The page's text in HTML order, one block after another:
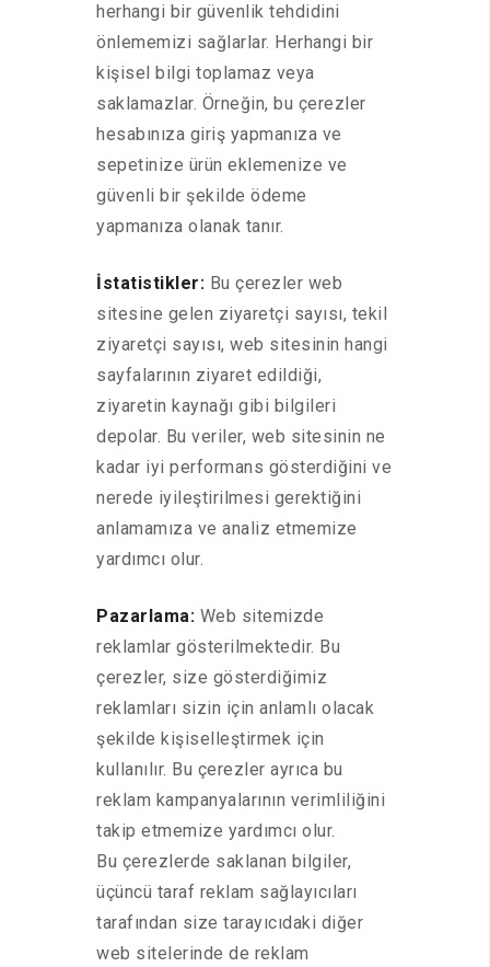
herhangi bir güvenlik tehdidini
önlememizi sağlarlar. Herhangi bir
kişisel bilgi toplamaz veya
saklamazlar. Örneğin, bu çerezler
hesabınıza giriş yapmanıza ve
sepetinize ürün eklemenize ve
güvenli bir şekilde ödeme
yapmanıza olanak tanır.
İstatistikler: Bu çerezler web
sitesine gelen ziyaretçi sayısı, tekil
ziyaretçi sayısı, web sitesinin hangi
sayfalarının ziyaret edildiği,
ziyaretin kaynağı gibi bilgileri
depolar. Bu veriler, web sitesinin ne
kadar iyi performans gösterdiğini ve
nerede iyileştirilmesi gerektiğini
anlamamıza ve analiz etmemize
yardımcı olur.
Pazarlama: Web sitemizde
reklamlar gösterilmektedir. Bu
çerezler, size gösterdiğimiz
reklamları sizin için anlamlı olacak
şekilde kişiselleştirmek için
kullanılır. Bu çerezler ayrıca bu
reklam kampanyalarının verimliliğini
takip etmemize yardımcı olur.
Bu çerezlerde saklanan bilgiler,
üçüncü taraf reklam sağlayıcıları
tarafından size tarayıcıdaki diğer
web sitelerinde de reklam